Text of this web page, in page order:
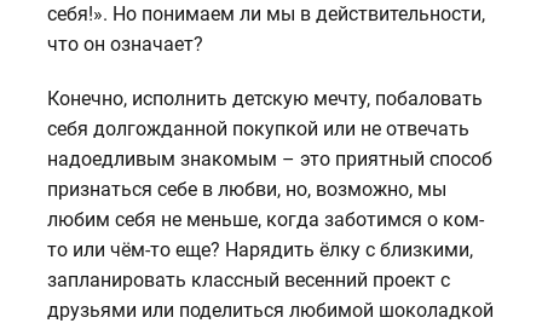
себя!». Но понимаем ли мы в действительности,
что он означает?
Конечно, исполнить детскую мечту, побаловать
себя долгожданной покупкой или не отвечать
надоедливым знакомым – это приятный способ
признаться себе в любви, но, возможно, мы
любим себя не меньше, когда заботимся о ком-
то или чём-то еще? Нарядить ёлку с близкими,
запланировать классный весенний проект с
друзьями или поделиться любимой шоколадкой